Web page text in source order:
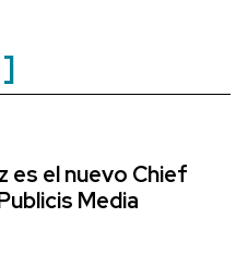
es el nuevo Chief
Media